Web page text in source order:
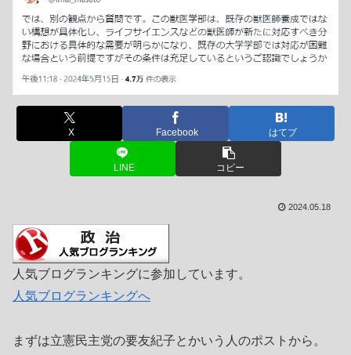
X Facebook はてブ
LINE コピー
2024.05.18
人気ブログランキングに参加しています。
人気ブログランキングへ
まずは立憲民主党の要友紀子とかいう人のポストから。